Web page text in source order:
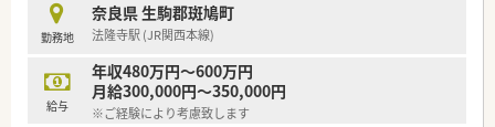
勤務地
奈良県 生駒郡斑鳩町
法隆寺駅 (JR関西本線)
給与
年収480万円～600万円
月給300,000円～350,000円
※ご経験により考慮致します